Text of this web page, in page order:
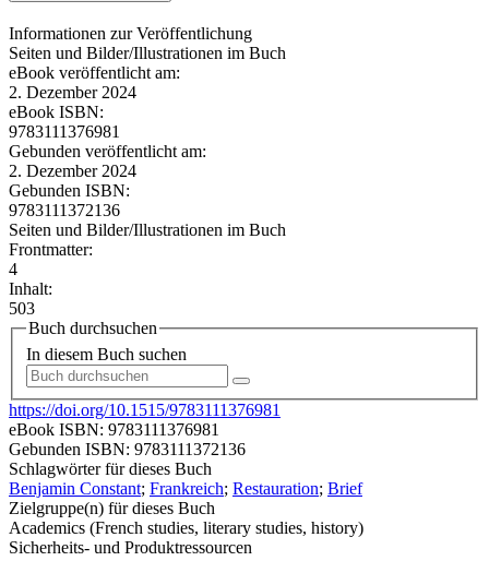
Informationen zur Veröffentlichung
Seiten und Bilder/Illustrationen im Buch
eBook veröffentlicht am:
2. Dezember 2024
eBook ISBN:
9783111376981
Gebunden veröffentlicht am:
2. Dezember 2024
Gebunden ISBN:
9783111372136
Seiten und Bilder/Illustrationen im Buch
Frontmatter:
4
Inhalt:
503
Buch durchsuchen
In diesem Buch suchen
https://doi.org/10.1515/9783111376981
eBook ISBN: 9783111376981
Gebunden ISBN: 9783111372136
Schlagwörter für dieses Buch
Benjamin Constant; Frankreich; Restauration; Brief
Zielgruppe(n) für dieses Buch
Academics (French studies, literary studies, history)
Sicherheits- und Produktressourcen